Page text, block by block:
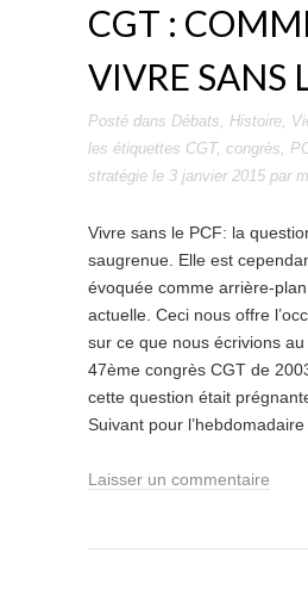
CGT :
VIVRE SANS
Posté dans Débats, Histoire,
les étiquettes CGT, congrès,
stratégie le 3 janvier 2015 par
Vivre sans le PCF: la
saugrenue. Elle est
évoquée comme arrière-
actuelle. Ceci nous offre
sur ce que nous écrivions
47ème congrès CGT de
cette question était
Suivant pour
Laisser un commentaire